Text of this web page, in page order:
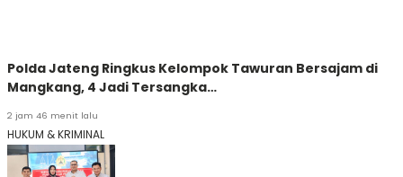
Polda Jateng Ringkus Kelompok Tawuran Bersajam di
Mangkang, 4 Jadi Tersangka…
2 jam 46 menit lalu
HUKUM & KRIMINAL